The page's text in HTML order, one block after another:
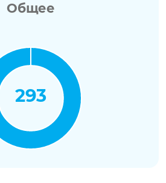
Общее
293